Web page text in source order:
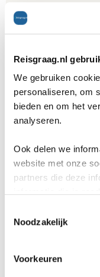
Reisgraag.nl
We gebruiken
personaliseren, om
bieden en om het
analyseren.
Ook delen we
website met onze
partners die deze
Noodzakelijk
Voorkeuren
reisexperts
reisvoorstel op
ANVR,
Persoonlijk
Wat zijn uw